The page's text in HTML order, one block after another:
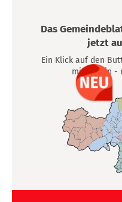
Das
jetzt
Ein Klick auf den
mittendrin -